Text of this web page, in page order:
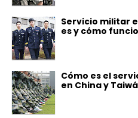
Servicio militar
es y cómo
Cómo es el
en China y